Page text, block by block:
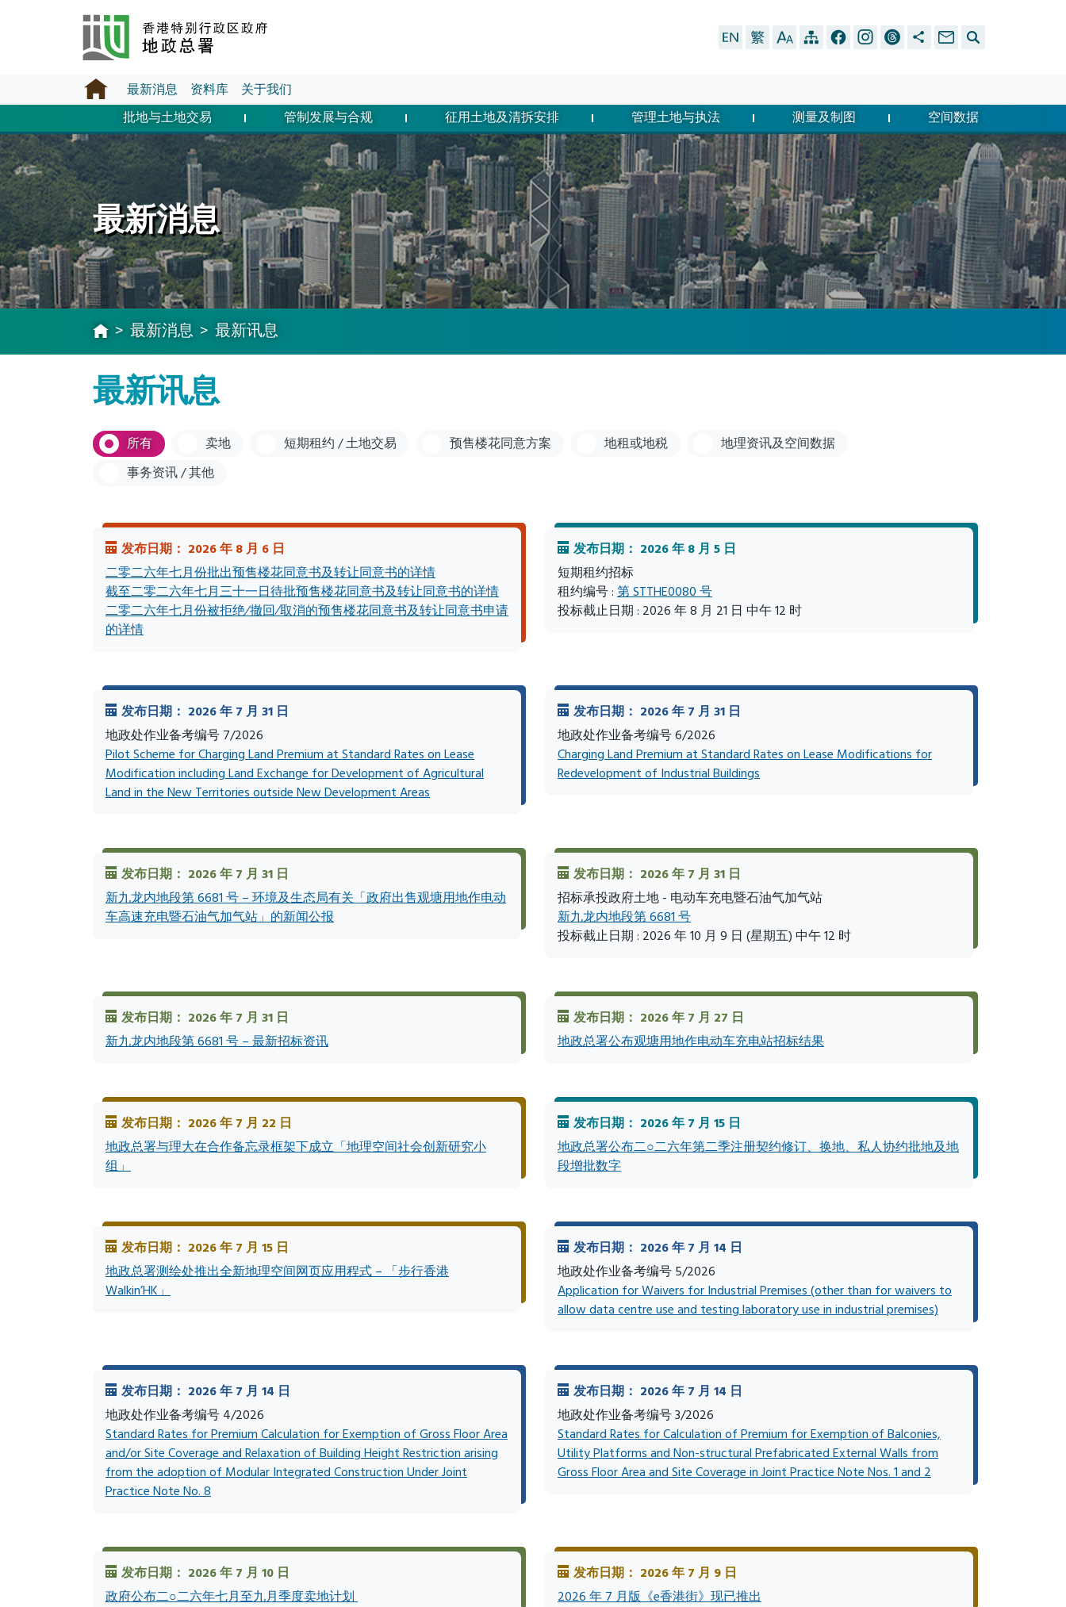
最新消息 资料库
关于我们
批地与土地交易
管制发展与合规 征用土地及清拆安排 管理土地与执法 测量及制图 空间数据
最新消息
最新消息 最新讯息
最新讯息
所有 卖地 短期租约 / 土地交易 预售楼花同意方案 地租或地税
地理资讯及空间数据
事务资讯 / 其他
发布日期： 2026 年 8 月 6 日
二零二六年七月份批出预售楼花同意书及转让同意书的详情
截至二零二六年七月三十一日待批预售楼花同意书及转让同意书的详情
二零二六年七月份被拒绝∕撤回∕取消的预售楼花同意书及转让同意书申请
的详情
发布日期： 2026 年 8 月 5 日
短期租约招标
租约编号 : 第 STTHE0080 号
投标截止日期 : 2026 年 8 月 21 日 中午 12 时
发布日期： 2026 年 7 月 31 日
地政处作业备考编号 7/2026
Pilot Scheme for Charging Land Premium at Standard Rates on Lease
Modification including Land Exchange for Development of Agricultural
Land in the New Territories outside New Development Areas
发布日期： 2026 年 7 月 31 日
地政处作业备考编号 6/2026
Charging Land Premium at Standard Rates on Lease Modifications for
Redevelopment of Industrial Buildings
发布日期： 2026 年 7 月 31 日
新九龙内地段第 6681 号 – 环境及生态局有关「政府出售观塘用地作电动
车高速充电暨石油气加气站」的新闻公报
发布日期： 2026 年 7 月 31 日
招标承投政府土地 - 电动车充电暨石油气加气站
新九龙内地段第 6681 号
投标截止日期 : 2026 年 10 月 9 日 (星期五) 中午 12 时
发布日期： 2026 年 7 月 31 日
新九龙内地段第 6681 号 – 最新招标资讯
发布日期： 2026 年 7 月 27 日
地政总署公布观塘用地作电动车充电站招标结果
发布日期： 2026 年 7 月 22 日
地政总署与理大在合作备忘录框架下成立「地理空间社会创新研究小
组」
发布日期： 2026 年 7 月 15 日
地政总署公布二○二六年第二季注册契约修订、换地、私人协约批地及地
段增批数字
发布日期： 2026 年 7 月 15 日
地政总署测绘处推出全新地理空间网页应用程式 – 「步行香港
Walkin’HK」
发布日期： 2026 年 7 月 14 日
地政处作业备考编号 5/2026
Application for Waivers for Industrial Premises (other than for waivers to
allow data centre use and testing laboratory use in industrial premises)
发布日期： 2026 年 7 月 14 日
地政处作业备考编号 4/2026
Standard Rates for Premium Calculation for Exemption of Gross Floor Area
and/or Site Coverage and Relaxation of Building Height Restriction arising
from the adoption of Modular Integrated Construction Under Joint
Practice Note No. 8
发布日期： 2026 年 7 月 14 日
地政处作业备考编号 3/2026
Standard Rates for Calculation of Premium for Exemption of Balconies,
Utility Platforms and Non-structural Prefabricated External Walls from
Gross Floor Area and Site Coverage in Joint Practice Note Nos. 1 and 2
发布日期： 2026 年 7 月 10 日
政府公布二○二六年七月至九月季度卖地计划
发布日期： 2026 年 7 月 9 日
2026 年 7 月版《e香港街》现已推出